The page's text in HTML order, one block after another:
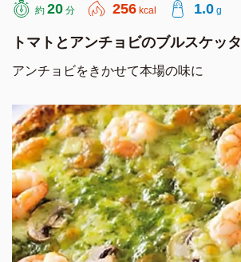
約 20 分 256 kcal 1.0 g
トマトとアンチョビのブルスケッタ
アンチョビをきかせて本場の味に